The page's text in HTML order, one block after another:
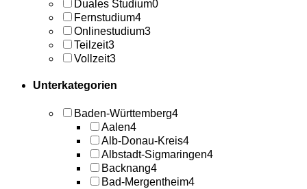
Duales Studium0
Fernstudium4
Onlinestudium3
Teilzeit3
Vollzeit3
Unterkategorien
Baden-Württemberg4
Aalen4
Alb-Donau-Kreis4
Albstadt-Sigmaringen4
Backnang4
Bad-Mergentheim4